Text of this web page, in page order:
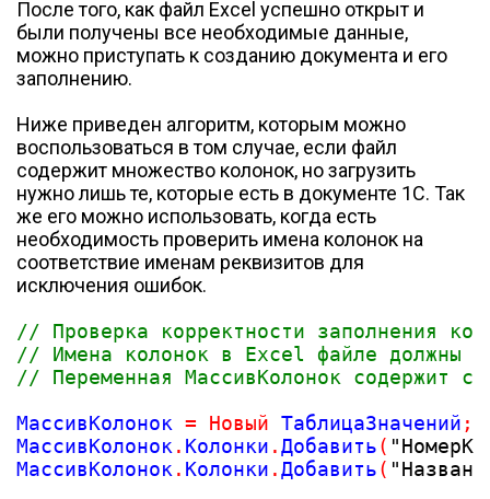
После того, как файл Excel успешно открыт и
были получены все необходимые данные,
можно приступать к созданию документа и его
заполнению.
Ниже приведен алгоритм, которым можно
воспользоваться в том случае, если файл
содержит множество колонок, но загрузить
нужно лишь те, которые есть в документе 1С. Так
же его можно использовать, когда есть
необходимость проверить имена колонок на
соответствие именам реквизитов для
исключения ошибок.
// Проверка корректности заполнения
// Имена колонок в Excel файле должны
// Переменная МассивКолонок содержит
МассивКолонок = Новый ТаблицаЗначений ;
МассивКолонок . Колонки .Добавить(
МассивКолонок . Колонки .Добавить(